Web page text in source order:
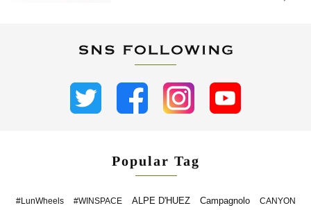
Popular Tag
#LunWheels #WINSPACE ALPE D'HUEZ Campagnolo CANYON